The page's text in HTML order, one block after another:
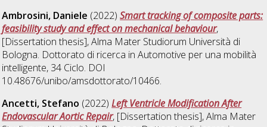
Ambrosini, Daniele (2022)Smart tracking of composite parts:
feasibility study and effect on mechanical behaviour,
[Dissertation thesis], Alma Mater Studiorum Università di
Bologna. Dottorato di ricerca inAutomotive per una mobilità
intelligente, 34 Ciclo. DOI
10.48676/unibo/amsdottorato/10466.
Ancetti, Stefano (2022)Left Ventricle Modification After
Endovascular Aortic Repair, [Dissertation thesis], Alma Mater